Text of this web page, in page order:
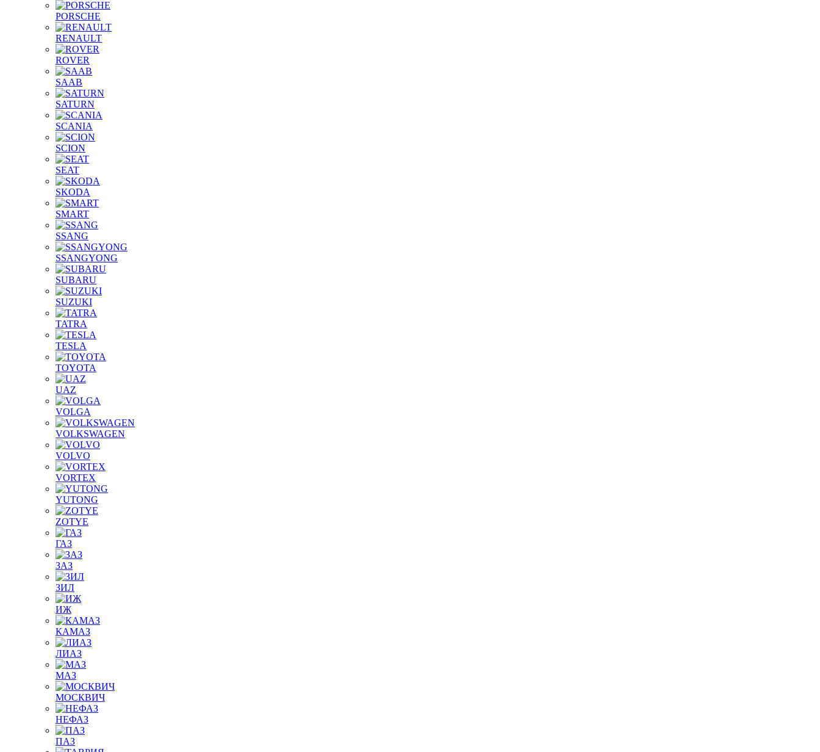
PORSCHE
RENAULT
ROVER
SAAB
SATURN
SCANIA
SCION
SEAT
SKODA
SMART
SSANG
SSANGYONG
SUBARU
SUZUKI
TATRA
TESLA
TOYOTA
UAZ
VOLGA
VOLKSWAGEN
VOLVO
VORTEX
YUTONG
ZOTYE
ГАЗ
ЗАЗ
ЗИЛ
ИЖ
КАМАЗ
ЛИАЗ
МАЗ
МОСКВИЧ
НЕФАЗ
ПАЗ